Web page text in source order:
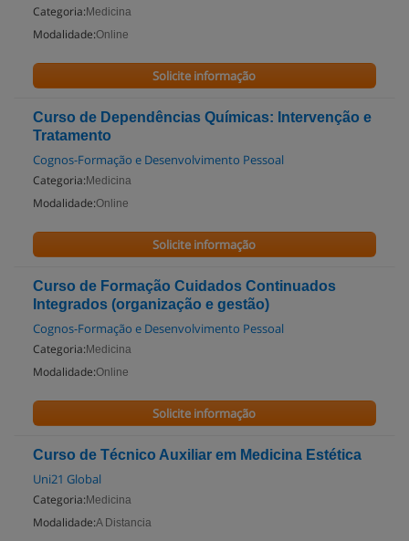
Categoria: Medicina
Modalidade:Online
Solicite informação
Curso de Dependências Químicas: Intervenção e
Tratamento
Cognos-Formação e Desenvolvimento Pessoal
Categoria: Medicina
Modalidade:Online
Solicite informação
Curso de Formação Cuidados Continuados
Integrados (organização e gestão)
Cognos-Formação e Desenvolvimento Pessoal
Categoria: Medicina
Modalidade:Online
Solicite informação
Curso de Técnico Auxiliar em Medicina Estética
Uni21 Global
Categoria: Medicina
Modalidade:A Distancia